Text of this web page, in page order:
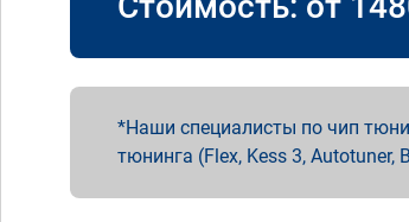
Наши специалисты по чип
тюнинга (Flex, Kess 3, Autotuner,